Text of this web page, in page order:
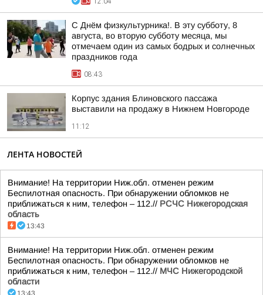
С Днём физкультурника!. В эту субботу, 8
августа, во вторую субботу месяца, мы
отмечаем один из самых бодрых и солнечных
праздников года
08:43
Корпус здания Блиновского пассажа
выставили на продажу в Нижнем Новгороде
11:12
ЛЕНТА НОВОСТЕЙ
Внимание! На территории Ниж.обл. отменен режим
Беспилотная опасность. При обнаружении обломков не
приближаться к ним, телефон – 112.// РСЧС Нижегородская
область
13:43
Внимание! На территории Ниж.обл. отменен режим
Беспилотная опасность. При обнаружении обломков не
приближаться к ним, телефон – 112.// МЧС Нижегородской
области
13:43